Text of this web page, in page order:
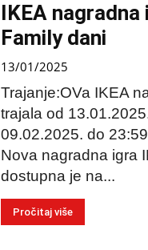
IKEA nagradna
Family dani
13/01/2025
Trajanje:OVa IKEA
trajala od
09.02.2025. do
Nova nagradna igra
dostupna je na...
Pročitaj više